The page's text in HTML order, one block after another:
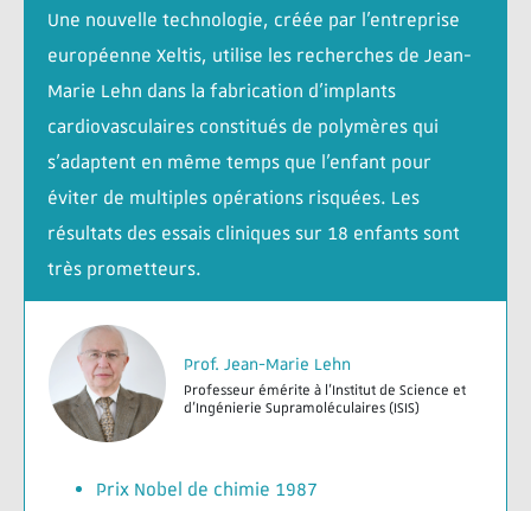
Une nouvelle technologie, créée par l’entreprise
européenne Xeltis, utilise les recherches de Jean-
Marie Lehn dans la fabrication d’implants
cardiovasculaires constitués de polymères qui
s’adaptent en même temps que l’enfant pour
éviter de multiples opérations risquées. Les
résultats des essais cliniques sur 18 enfants sont
très prometteurs.
Prof. Jean-Marie Lehn
Professeur émérite à l’Institut de Science et
d'Ingénierie Supramoléculaires (ISIS)
Prix Nobel de chimie 1987